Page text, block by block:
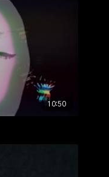
10:50